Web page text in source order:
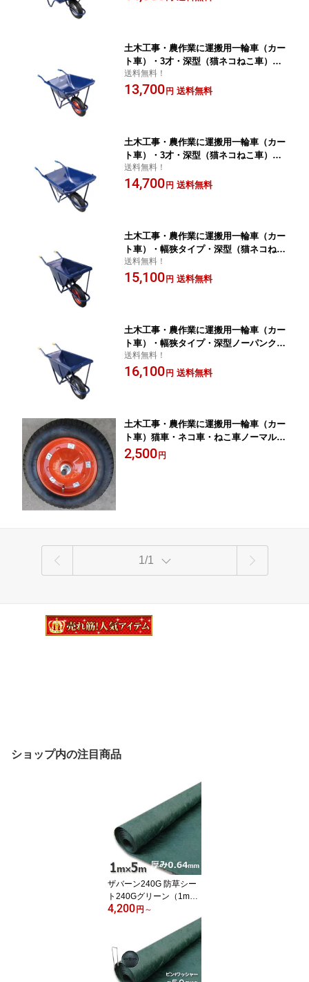
土木工事・農作業に運搬用一輪車（カー
ト車）・3才・深型（猫ネコねこ車）激
安特価 送料無料
送料無料！
13,700 円 送料無料
土木工事・農作業に運搬用一輪車（カー
ト車）・3才・深型（猫ネコねこ車）ノ
ーパンク仕様空気入れ不要！激安特価
送料無料
送料無料！
14,700 円 送料無料
土木工事・農作業に運搬用一輪車（カー
ト車）・幅狭タイプ・深型（猫ネコねこ
車）激安特価 送料無料 ガーデニング ゴ
ミ出し 農作業に
送料無料！
15,100 円 送料無料
土木工事・農作業に運搬用一輪車（カー
ト車）・幅狭タイプ・深型ノーパンク仕
様空気入れ不要！（猫ネコねこ車）激安
特価 送料無料 ガーデニング ゴミ出し
送料無料！
16,100 円 送料無料
土木工事・農作業に運搬用一輪車（カー
ト車）猫車・ネコ車・ねこ車ノーマルタ
イヤ
2,500 円
1/1
ショップ内の注目商品
ザバーン240G 防草シー
ト240Gグリーン（1m×5
m）本体のみ買い得お試
4,200 円 ～